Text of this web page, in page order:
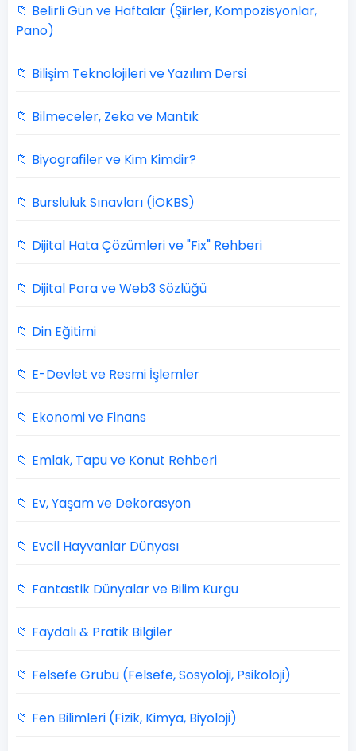
📁 Belirli Gün ve Haftalar (Şiirler, Kompozisyonlar,
Pano)
📁 Bilişim Teknolojileri ve Yazılım Dersi
📁 Bilmeceler, Zeka ve Mantık
📁 Biyografiler ve Kim Kimdir?
📁 Bursluluk Sınavları (İOKBS)
📁 Dijital Hata Çözümleri ve "Fix" Rehberi
📁 Dijital Para ve Web3 Sözlüğü
📁 Din Eğitimi
📁 E-Devlet ve Resmi İşlemler
📁 Ekonomi ve Finans
📁 Emlak, Tapu ve Konut Rehberi
📁 Ev, Yaşam ve Dekorasyon
📁 Evcil Hayvanlar Dünyası
📁 Fantastik Dünyalar ve Bilim Kurgu
📁 Faydalı & Pratik Bilgiler
📁 Felsefe Grubu (Felsefe, Sosyoloji, Psikoloji)
📁 Fen Bilimleri (Fizik, Kimya, Biyoloji)